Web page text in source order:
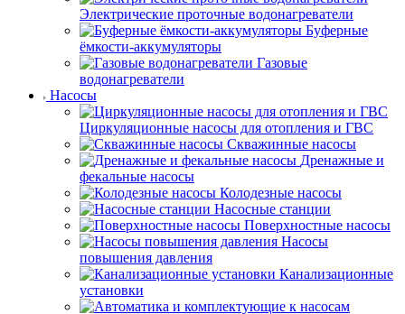
Электрические проточные водонагреватели
Буферные
ёмкости-аккумуляторы
Газовые
водонагреватели
Насосы
Циркуляционные насосы для отопления и ГВС
Скважинные насосы
Дренажные и
фекальные насосы
Колодезные насосы
Насосные станции
Поверхностные насосы
Насосы
повышения давления
Канализационные
установки